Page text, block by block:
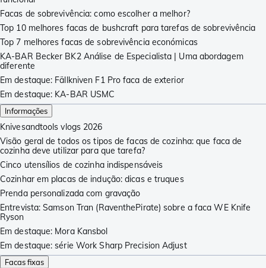
Facas de sobrevivência: como escolher a melhor?
Top 10 melhores facas de bushcraft para tarefas de sobrevivência
Top 7 melhores facas de sobrevivência económicas
KA-BAR Becker BK2 Análise de Especialista | Uma abordagem
diferente
Em destaque: Fällkniven F1 Pro faca de exterior
Em destaque: KA-BAR USMC
Informações
Knivesandtools vlogs 2026
Visão geral de todos os tipos de facas de cozinha: que faca de
cozinha deve utilizar para que tarefa?
Cinco utensílios de cozinha indispensáveis
Cozinhar em placas de indução: dicas e truques
Prenda personalizada com gravação
Entrevista: Samson Tran (RaventhePirate) sobre a faca WE Knife
Ryson
Em destaque: Mora Kansbol
Em destaque: série Work Sharp Precision Adjust
Facas fixas